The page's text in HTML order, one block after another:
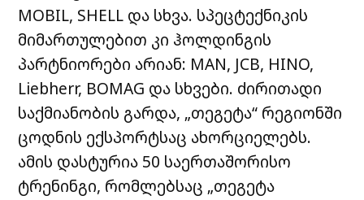
MOBIL, SHELL და სხვა. სპეცტექნიკის
მიმართულებით კი ჰოლდინგის
პარტნიორები არიან: MAN, JCB, HINO,
Liebherr, BOMAG და სხვები. ძირითადი
საქმიანობის გარდა, „თეგეტა“ რეგიონში
ცოდნის ექსპორტსაც ახორციელებს.
ამის დასტურია 50 საერთაშორისო
ტრენინგი, რომლებსაც „თეგეტა